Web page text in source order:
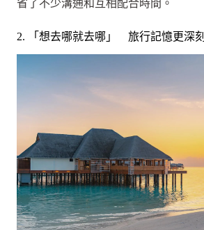
省了不少溝通和互相配合時間。
2. 「想去哪就去哪」 旅行記憶更深刻